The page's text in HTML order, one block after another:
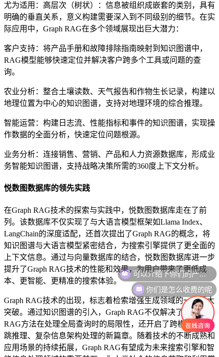
尤为适用：高层次（树状）：信息被组织成嵌套的类别，具有
明确的垂直关系，意义构建需要深入到不同级别的细节。在实
际应用中，Graph RAG在多个领域展现出巨大潜力：
客户支持：将产品手册和故障排除指南映射到知识图谱中，
RAG模型能够快速定位并解决客户跨多个工具或问题的查
询。
农业分析：整合土壤读数、天气报告和作物生长记录，构建以
地理位置为中心的知识图谱，支持对地理环境的综合推理。
智能运营：构建日志流、性能指标和事件的知识图谱，实现操
作数据的全面分析，快速定位问题根源。
业务分析：连接销售、营销、产品和人力资源数据库，形成业
务智能知识图谱，支持战略决策所需的360度上下文分析。
悦数图数据库的领先实践
在Graph RAG技术的探索与实践中，悦数图数据库走在了前
列。该数据库不仅实现了与大语言模型框架如Llama Index、
LangChain的深度适配，还首次提出了Graph RAG的概念，将
知识图谱与大语言模型紧密结合，为搜索引擎提供了更全面的
上下文信息。通过与向量数据库的结合，悦数图数据库进一步
提升了Graph RAG技术的性能和效果，为用户带来了更低成
本、更智能、更精准的搜索体验。
Graph RAG技术的出现，标志着检索增强生成领域的一次重大
突破。通过知识图谱的引入，Graph RAG不仅解决了传统
RAG方法在处理全局查询时的局限性，还开启了跨模态、多
跳推理、复杂信息架构处理的新篇章。随着技术的不断成熟和
应用场景的持续拓展，Graph RAG有望成为未来搜索引擎和智
可以介绍下你们的产品么
你们是怎么收费的呢